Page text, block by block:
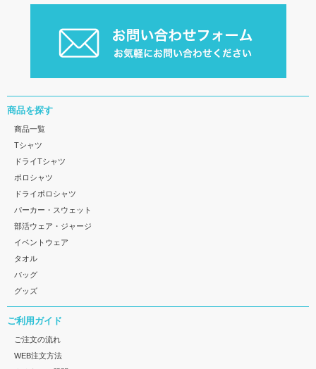
商品を探す
商品一覧
Tシャツ
ドライTシャツ
ポロシャツ
ドライポロシャツ
パーカー・スウェット
部活ウェア・ジャージ
イベントウェア
タオル
バッグ
グッズ
ご利用ガイド
ご注文の流れ
WEB注文方法